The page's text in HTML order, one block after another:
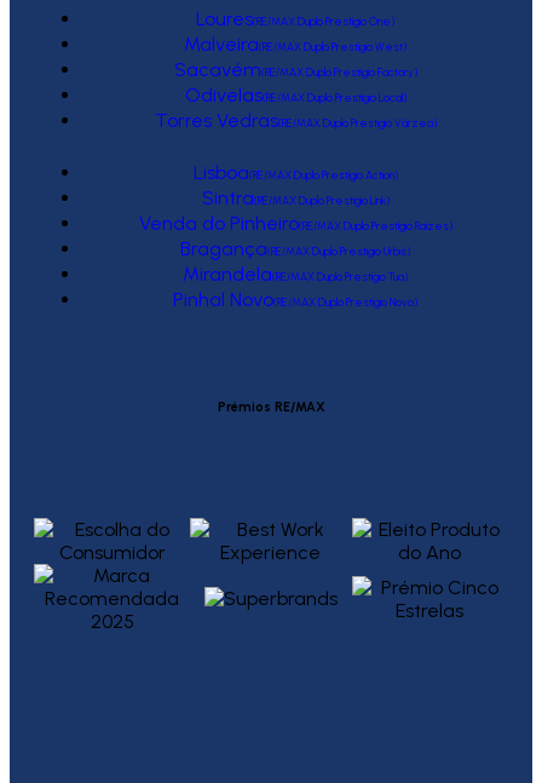
Loures(RE/MAX Duplo Prestígio One)
Malveira(RE/MAX Duplo Prestígio West)
Sacavém(RE/MAX Duplo Prestígio Factory)
Odivelas(RE/MAX Duplo Prestígio Local)
Torres Vedras(RE/MAX Duplo Prestígio Várzea)
Lisboa(RE/MAX Duplo Prestígio Action)
Sintra(RE/MAX Duplo Prestígio Link)
Venda do Pinheiro(RE/MAX Duplo Prestígio Raízes)
Bragança(RE/MAX Duplo Prestígio Urbis)
Mirandela(RE/MAX Duplo Prestígio Tua)
Pinhal Novo(RE/MAX Duplo Prestígio Novo)
Prémios RE/MAX